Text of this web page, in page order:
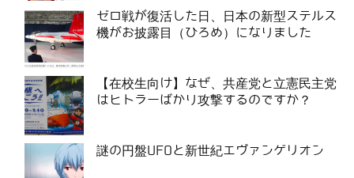
ゼロ戦が復活した日、日本の新型ステルス
機がお披露目（ひろめ）になりました
【在校生向け】なぜ、共産党と立憲民主党
はヒトラーばかり攻撃するのですか？
謎の円盤UFOと新世紀エヴァンゲリオン